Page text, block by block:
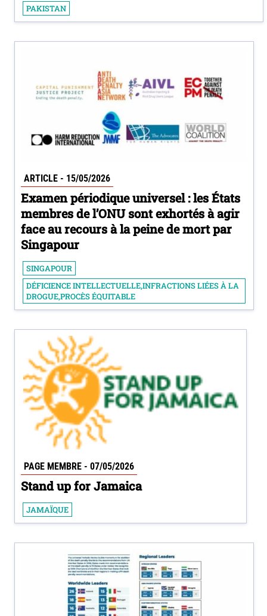
PAKISTAN
ARTICLE - 15/05/2026
Examen périodique universel : les États
membres de l’ONU sont exhortés à agir
face au recours à la peine de mort par
Singapour
SINGAPOUR
DÉFICIENCE INTELLECTUELLE,INFRACTIONS LIÉES À LA
DROGUE,PROCÈS ÉQUITABLE
PAGE MEMBRE - 07/05/2026
Stand up for Jamaica
JAMAÏQUE